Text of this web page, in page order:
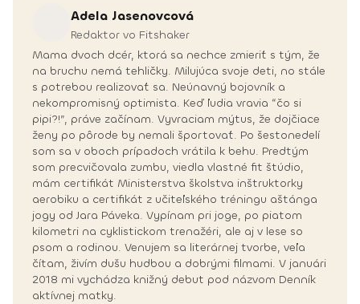
Adela Jasenovcová
Redaktor vo Fitshaker
Mama dvoch dcér, ktorá sa nechce zmieriť s tým, že
na bruchu nemá tehličky. Milujúca svoje deti, no stále
s potrebou realizovať sa. Neúnavný bojovník a
nekompromisný optimista. Keď ľudia vravia “čo si
pipi?!”, práve začínam. Vyvraciam mýtus, že dojčiace
ženy po pôrode by nemali športovať. Po šestonedelí
som sa v oboch prípadoch vrátila k behu. Predtým
som precvičovala zumbu, viedla vlastné fit štúdio,
mám certifikát Ministerstva školstva inštruktorky
aerobiku a certifikát z učiteľského tréningu aštánga
jogy od Jara Páveka. Vypínam pri joge, po piatom
kilometri na cyklistickom trenažéri, ale aj v lese so
psom a rodinou. Venujem sa literárnej tvorbe, veľa
čítam, živím dušu hudbou a dobrými filmami. V januári
2018 mi vychádza knižný debut pod názvom Denník
aktívnej matky.